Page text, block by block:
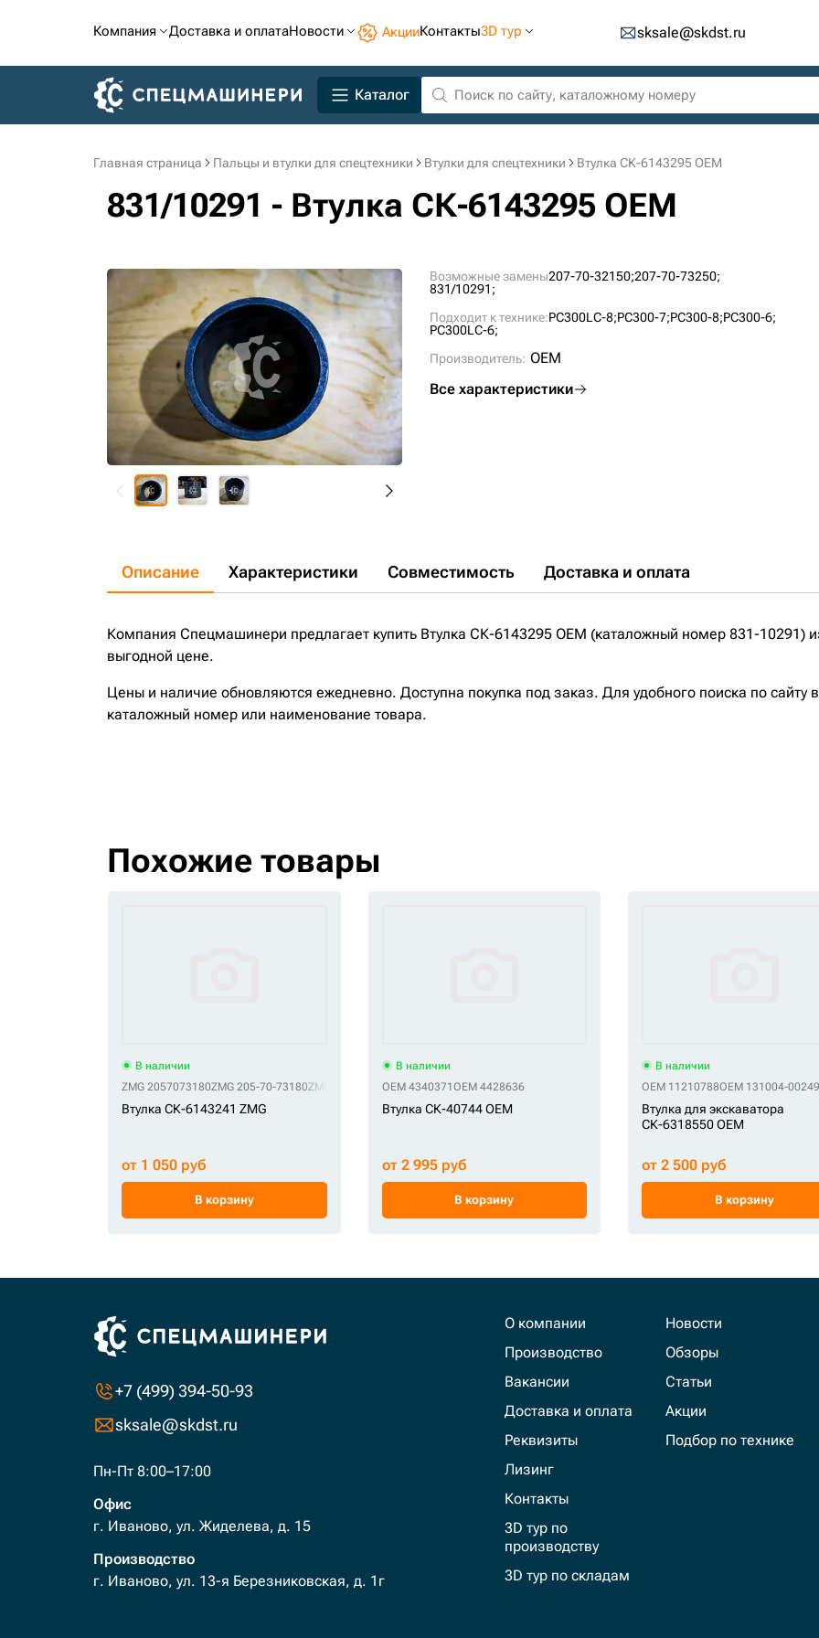
Компания Доставка и оплатаНовости АкцииКонтакты3D тур sksale@skdst.ru
Каталог
Главная страница Пальцы и втулки для спецтехники Втулки для спецтехники Втулка СК-6143295 OEM
831/10291 - Втулка СК-6143295 OEM
Возможные замены207-70-32150;207-70-73250;
831/10291;
Подходит к технике:PC300LC-8;PC300-7;PC300-8;PC300-6;
PC300LC-6;
Производитель: OEM
Все характеристики
Описание Характеристики Совместимость Доставка и оплата
Компания Спецмашинери предлагает купить Втулка СК-6143295 OEM (каталожный номер 831-10291)
выгодной цене.
Цены и наличие обновляются ежедневно. Доступна покупка под заказ. Для удобного поиска по сайту
каталожный номер или наименование товара.
Похожие товары
В наличии
ZMG 2057073180ZMG 205-70-73180ZMG 20Y-70-32361ZMG 20Y-70-32371ZMG 66N4-05000 ZMG YN12B02102P1 ZMG YN12B02404P1
Втулка СК-6143241 ZMG
от 1 050 руб
В корзину
В наличии
OEM 4340371 OEM 4428636
Втулка СК-40744 OEM
от 2 995 руб
В корзину
В наличии
OEM 11210788OEM 131004-00249
Втулка для экскаватора
СК-6318550 OEM
от 2 500 руб
В корзину
+7 (499) 394-50-93
sksale@skdst.ru
Пн-Пт 8:00–17:00
Офис
г. Иваново, ул. Жиделева, д. 15
Производство
г. Иваново, ул. 13-я Березниковская, д. 1г
О компании
Производство
Вакансии
Доставка и оплата
Реквизиты
Лизинг
Контакты
3D тур по
производству
3D тур по складам
Новости
Обзоры
Статьи
Акции
Подбор по технике